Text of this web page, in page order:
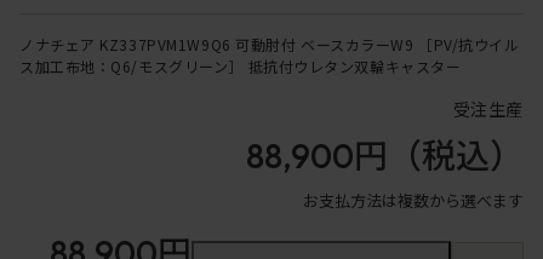
ノナチェア KZ337PVM1W9Q6 可動肘付 ベースカラーW9 ［PV/抗ウイル
ス加工布地：Q6/モスグリーン］ 抵抗付ウレタン双輪キャスター
受注生産
88,900円 （税込）
お支払方法は複数から選べます